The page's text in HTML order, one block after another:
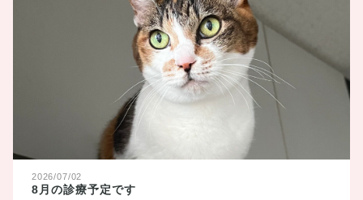
2026/07/02
8月の診療予定です